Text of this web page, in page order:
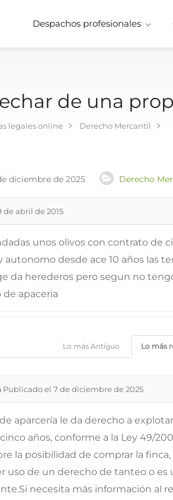
Despachos profesionales
de una
legales online Derecho Mercantil
diciembre de 2025 Derecho
de abril de 2015
unos olivos con contrato de
autonomo desde ace 10 años las
da herederos pero segun no
apaceria
Lo más
Lo más Antiguo
Publicado el 7 de diciembre de 2025
aparcería le da derecho a
años, conforme a la Ley 49/
la posibilidad de comprar la finca,
uso de un derecho de tanteo o es
necesita más información al